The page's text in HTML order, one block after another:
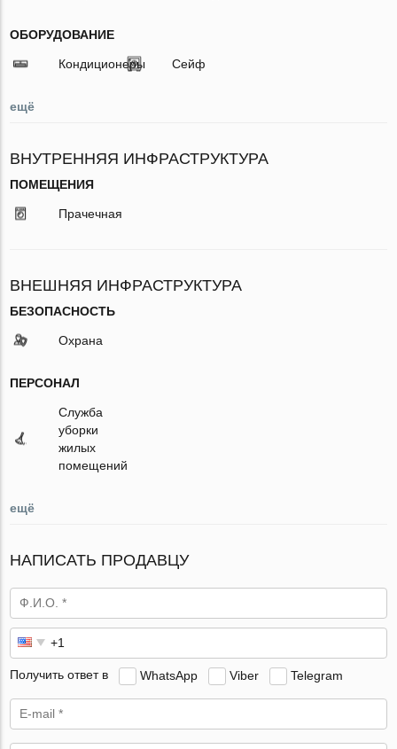
ОБОРУДОВАНИЕ
Кондиционеры Сейф
ещё
ВНУТРЕННЯЯ ИНФРАСТРУКТУРА
ПОМЕЩЕНИЯ
Прачечная
ВНЕШНЯЯ ИНФРАСТРУКТУРА
БЕЗОПАСНОСТЬ
Охрана
ПЕРСОНАЛ
Служба
уборки
жилых
помещений
ещё
НАПИСАТЬ ПРОДАВЦУ
Получить ответ в WhatsApp Viber Telegram